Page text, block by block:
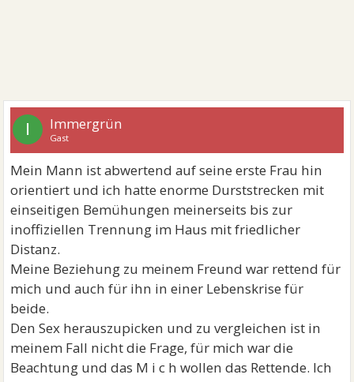
I Immergrün
Gast
Mein Mann ist abwertend auf seine erste Frau hin
orientiert und ich hatte enorme Durststrecken mit
einseitigen Bemühungen meinerseits bis zur
inoffiziellen Trennung im Haus mit friedlicher
Distanz.
Meine Beziehung zu meinem Freund war rettend für
mich und auch für ihn in einer Lebenskrise für
beide.
Den Sex herauszupicken und zu vergleichen ist in
meinem Fall nicht die Frage, für mich war die
Beachtung und das M i c h wollen das Rettende. Ich